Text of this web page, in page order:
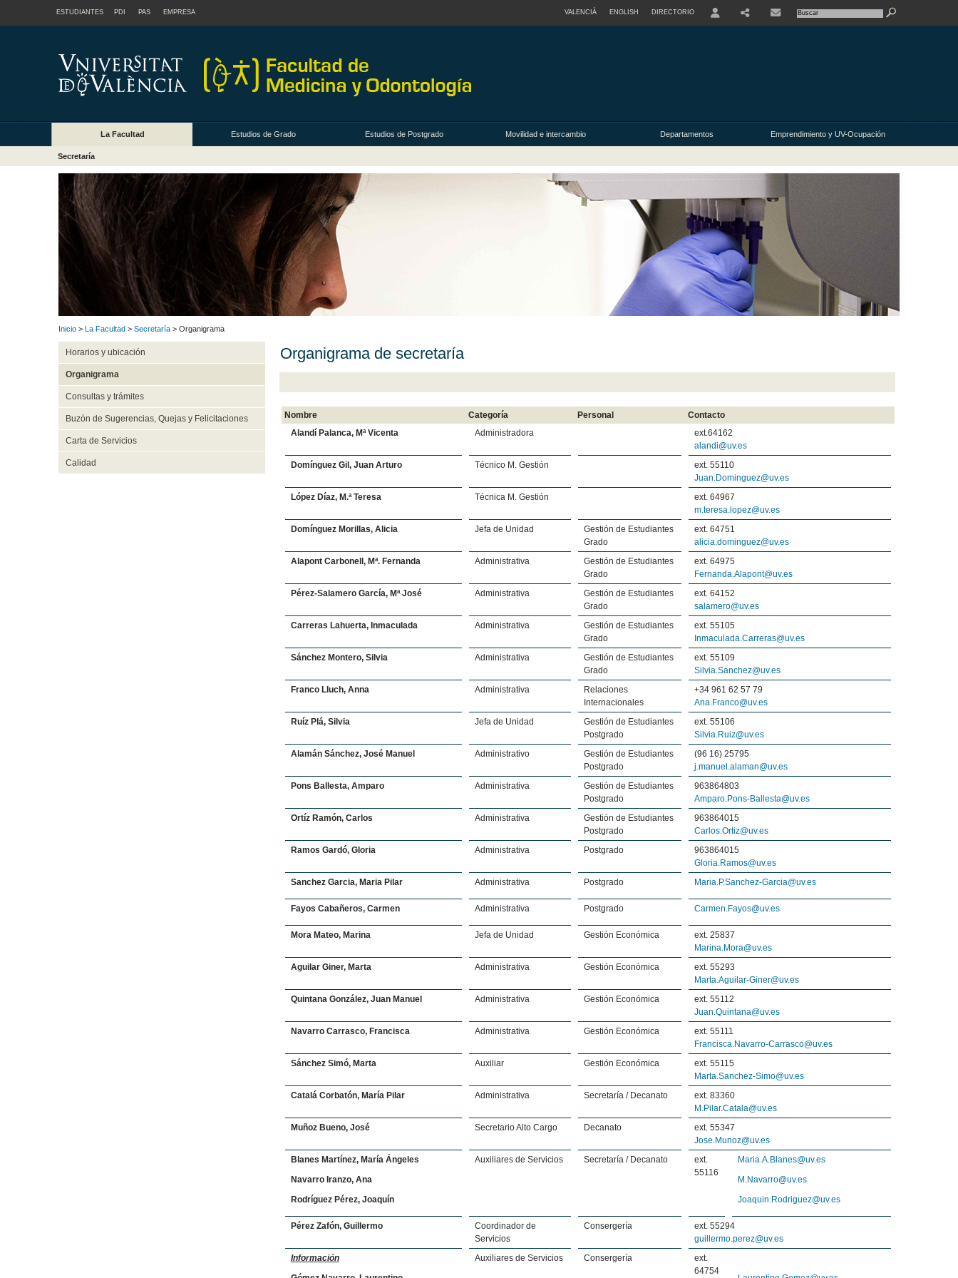
ESTUDIANTES PDI PAS EMPRESA VALENCIÀ ENGLISH DIRECTORIO
La Facultad Estudios de Grado Estudios de Postgrado Movilidad e intercambio Departamentos Emprendimiento y UV-Ocupación
Secretaría
Inicio > La Facultad > Secretaría > Organigrama
Horarios y ubicación
Organigrama
Consultas y trámites
Buzón de Sugerencias, Quejas y Felicitaciones
Carta de Servicios
Calidad
Organigrama de secretaría
Nombre Categoría Personal
Contacto
Alandí Palanca, Mª Vicenta
Administradora
ext.64162
alandi@uv.es
Domínguez Gil, Juan Arturo
Técnico M. Gestión
ext. 55110
Juan.Dominguez@uv.es
López Díaz, M.ª Teresa
Técnica M. Gestión
ext. 64967
m.teresa.lopez@uv.es
Domínguez Morillas, Alicia
Jefa de Unidad
Gestión de Estudiantes
Grado
ext. 64751
alicia.dominguez@uv.es
Alapont Carbonell, Mª. Fernanda
Administrativa
Gestión de Estudiantes
Grado
ext. 64975
Fernanda.Alapont@uv.es
Pérez-Salamero García, Mª José
Administrativa
Gestión de Estudiantes
Grado
ext. 64152
salamero@uv.es
Carreras Lahuerta, Inmaculada
Administrativa
Gestión de Estudiantes
Grado
ext. 55105
Inmaculada.Carreras@uv.es
Sánchez Montero, Silvia
Administrativa
Gestión de Estudiantes
Grado
ext. 55109
Silvia.Sanchez@uv.es
Franco Lluch, Anna
Administrativa
Relaciones
Internacionales
+34 961 62 57 79
Ana.Franco@uv.es
Ruíz Plá, Silvia
Jefa de Unidad
Gestión de Estudiantes
Postgrado
ext. 55106
Silvia.Ruiz@uv.es
Alamán Sánchez, José Manuel
Administrativo
Gestión de Estudiantes
Postgrado
(96 16) 25795
j.manuel.alaman@uv.es
Pons Ballesta, Amparo
Administrativa
Gestión de Estudiantes
Postgrado
963864803
Amparo.Pons-Ballesta@uv.es
Ortíz Ramón, Carlos
Administrativa
Gestión de Estudiantes
Postgrado
963864015
Carlos.Ortiz@uv.es
Ramos Gardó, Gloria
Administrativa Postgrado
963864015
Gloria.Ramos@uv.es
Sanchez Garcia, Maria Pilar
Administrativa Postgrado Maria.P.Sanchez-Garcia@uv.es
Fayos Cabañeros, Carmen Administrativa Postgrado Carmen.Fayos@uv.es
Mora Mateo, Marina Jefa de Unidad Gestión Económica
ext. 25837
Marina.Mora@uv.es
Aguilar Giner, Marta
Administrativa Gestión Económica
ext. 55293
Marta.Aguilar-Giner@uv.es
Quintana González, Juan Manuel
Administrativa Gestión Económica
ext. 55112
Juan.Quintana@uv.es
Navarro Carrasco, Francisca
Administrativa Gestión Económica
ext. 55111
Francisca.Navarro-Carrasco@uv.es
Sánchez Simó, Marta
Auxiliar Gestión Económica
ext. 55115
Marta.Sanchez-Simo@uv.es
Catalá Corbatón, María Pilar
Administrativa Secretaría / Decanato
ext. 83360
M.Pilar.Catala@uv.es
Muñoz Bueno, José
Secretario Alto Cargo Decanato
ext. 55347
Jose.Munoz@uv.es
Blanes Martínez, María Ángeles
Navarro Iranzo, Ana
Rodríguez Pérez, Joaquín
Auxiliares de Servicios Secretaría / Decanato
ext.
55116
Maria.A.Blanes@uv.es
M.Navarro@uv.es
Joaquin.Rodriguez@uv.es
Pérez Zafón, Guillermo
Coordinador de
Servicios
Consergería
ext. 55294
guillermo.perez@uv.es
Información
Auxiliares de Servicios Consergería
ext.
64754